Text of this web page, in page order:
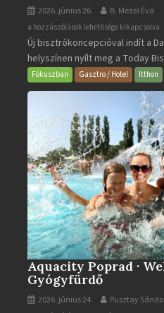
2026. június 26. B. Mezei Éva
Today
Bistro
&
Bar
bejegyzéshez
a hozzászólások lehetősége kikapcsolva
Új bisztrókoncepcióval indít a
helyszínen nyílt meg a Today
Fókuszban Gasztro / Hotel Itthon
Aquacity Poprad ·
Gyógyfürdő
2026. június 24. Pusztay